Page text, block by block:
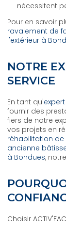
nécessitent
Pour en savoir
ravalement de
l'extérieur à
NOTRE
SERVICE
En tant qu'
fournir des
fiers de notre
vos projets en
réhabilitation
ancienne
à Bondues,
Choisir